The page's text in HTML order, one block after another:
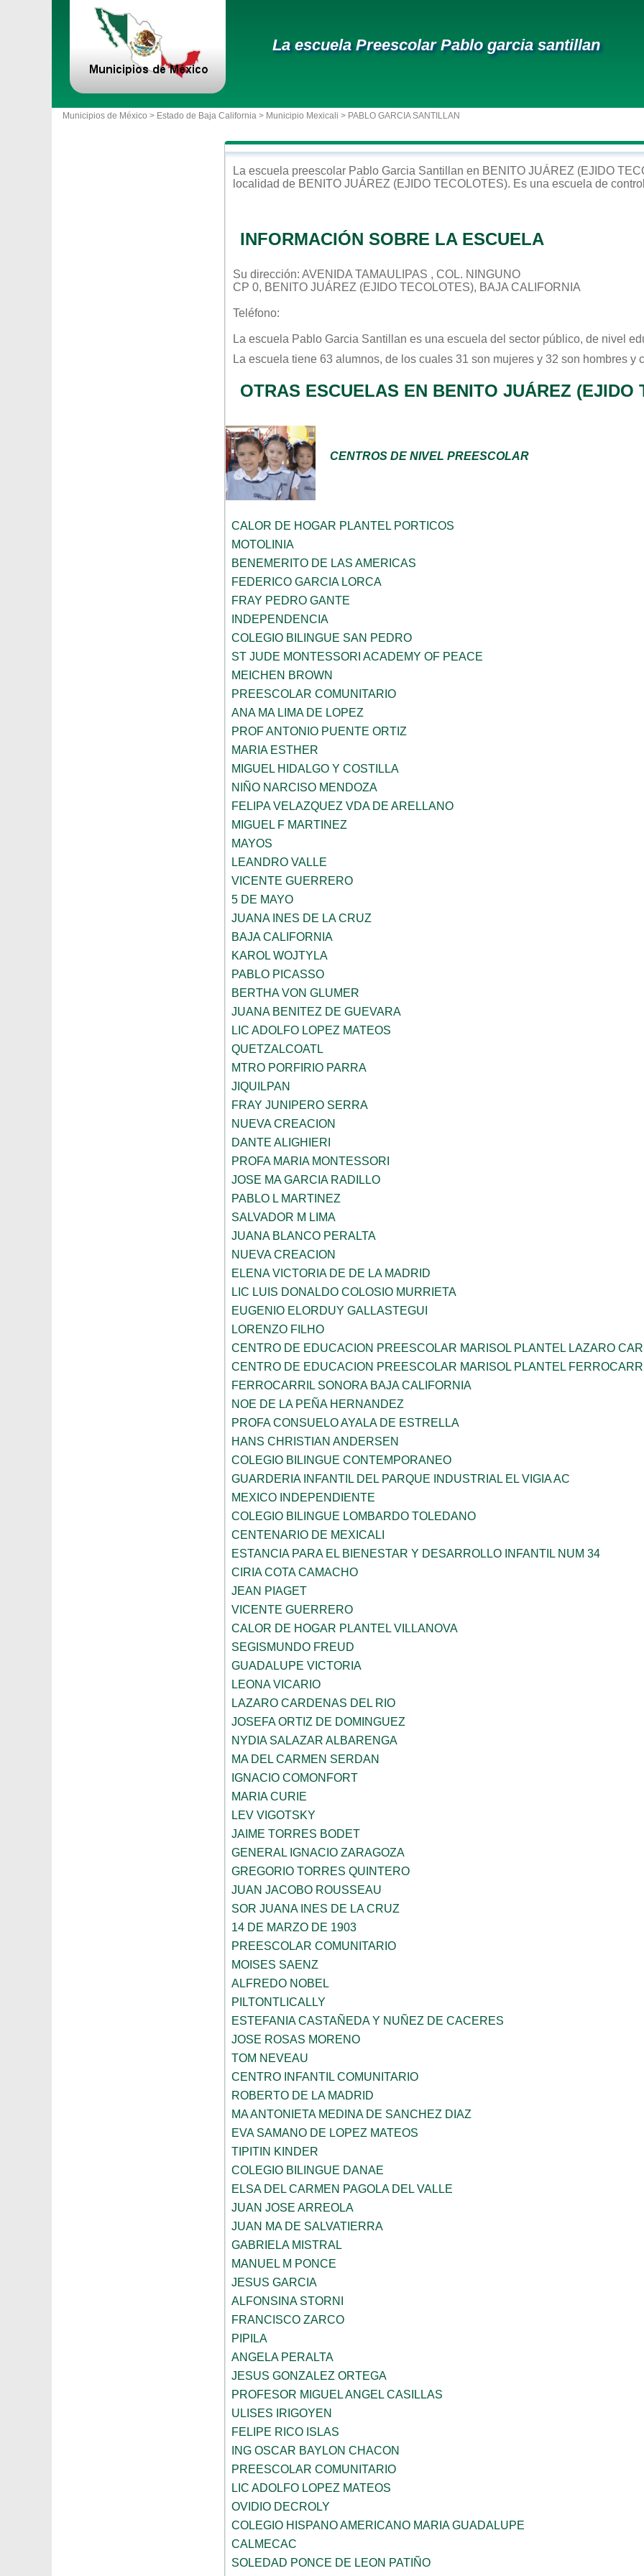
La escuela Preescolar Pablo garcia santillan
Municipios de México > Estado de Baja California > Municipio Mexicali > PABLO GARCIA SANTILLAN
La escuela preescolar Pablo Garcia Santillan en BENITO JUÁREZ (EJIDO
localidad de BENITO JUÁREZ (EJIDO TECOLOTES). Es una escuela de control
INFORMACIÓN SOBRE LA ESCUELA
Su dirección: AVENIDA TAMAULIPAS , COL. NINGUNO
CP 0, BENITO JUÁREZ (EJIDO TECOLOTES), BAJA CALIFORNIA
Teléfono:
La escuela Pablo Garcia Santillan es una escuela del sector público, de nivel
La escuela tiene 63 alumnos, de los cuales 31 son mujeres y 32 son hombres y
OTRAS ESCUELAS EN BENITO JUÁREZ (EJIDO
CENTROS DE NIVEL PREESCOLAR
CALOR DE HOGAR PLANTEL PORTICOS
MOTOLINIA
BENEMERITO DE LAS AMERICAS
FEDERICO GARCIA LORCA
FRAY PEDRO GANTE
INDEPENDENCIA
COLEGIO BILINGUE SAN PEDRO
ST JUDE MONTESSORI ACADEMY OF PEACE
MEICHEN BROWN
PREESCOLAR COMUNITARIO
ANA MA LIMA DE LOPEZ
PROF ANTONIO PUENTE ORTIZ
MARIA ESTHER
MIGUEL HIDALGO Y COSTILLA
NIÑO NARCISO MENDOZA
FELIPA VELAZQUEZ VDA DE ARELLANO
MIGUEL F MARTINEZ
MAYOS
LEANDRO VALLE
VICENTE GUERRERO
5 DE MAYO
JUANA INES DE LA CRUZ
BAJA CALIFORNIA
KAROL WOJTYLA
PABLO PICASSO
BERTHA VON GLUMER
JUANA BENITEZ DE GUEVARA
LIC ADOLFO LOPEZ MATEOS
QUETZALCOATL
MTRO PORFIRIO PARRA
JIQUILPAN
FRAY JUNIPERO SERRA
NUEVA CREACION
DANTE ALIGHIERI
PROFA MARIA MONTESSORI
JOSE MA GARCIA RADILLO
PABLO L MARTINEZ
SALVADOR M LIMA
JUANA BLANCO PERALTA
NUEVA CREACION
ELENA VICTORIA DE DE LA MADRID
LIC LUIS DONALDO COLOSIO MURRIETA
EUGENIO ELORDUY GALLASTEGUI
LORENZO FILHO
CENTRO DE EDUCACION PREESCOLAR MARISOL PLANTEL LAZARO
CENTRO DE EDUCACION PREESCOLAR MARISOL PLANTEL
FERROCARRIL SONORA BAJA CALIFORNIA
NOE DE LA PEÑA HERNANDEZ
PROFA CONSUELO AYALA DE ESTRELLA
HANS CHRISTIAN ANDERSEN
COLEGIO BILINGUE CONTEMPORANEO
GUARDERIA INFANTIL DEL PARQUE INDUSTRIAL EL VIGIA AC
MEXICO INDEPENDIENTE
COLEGIO BILINGUE LOMBARDO TOLEDANO
CENTENARIO DE MEXICALI
ESTANCIA PARA EL BIENESTAR Y DESARROLLO INFANTIL NUM 34
CIRIA COTA CAMACHO
JEAN PIAGET
VICENTE GUERRERO
CALOR DE HOGAR PLANTEL VILLANOVA
SEGISMUNDO FREUD
GUADALUPE VICTORIA
LEONA VICARIO
LAZARO CARDENAS DEL RIO
JOSEFA ORTIZ DE DOMINGUEZ
NYDIA SALAZAR ALBARENGA
MA DEL CARMEN SERDAN
IGNACIO COMONFORT
MARIA CURIE
LEV VIGOTSKY
JAIME TORRES BODET
GENERAL IGNACIO ZARAGOZA
GREGORIO TORRES QUINTERO
JUAN JACOBO ROUSSEAU
SOR JUANA INES DE LA CRUZ
14 DE MARZO DE 1903
PREESCOLAR COMUNITARIO
MOISES SAENZ
ALFREDO NOBEL
PILTONTLICALLY
ESTEFANIA CASTAÑEDA Y NUÑEZ DE CACERES
JOSE ROSAS MORENO
TOM NEVEAU
CENTRO INFANTIL COMUNITARIO
ROBERTO DE LA MADRID
MA ANTONIETA MEDINA DE SANCHEZ DIAZ
EVA SAMANO DE LOPEZ MATEOS
TIPITIN KINDER
COLEGIO BILINGUE DANAE
ELSA DEL CARMEN PAGOLA DEL VALLE
JUAN JOSE ARREOLA
JUAN MA DE SALVATIERRA
GABRIELA MISTRAL
MANUEL M PONCE
JESUS GARCIA
ALFONSINA STORNI
FRANCISCO ZARCO
PIPILA
ANGELA PERALTA
JESUS GONZALEZ ORTEGA
PROFESOR MIGUEL ANGEL CASILLAS
ULISES IRIGOYEN
FELIPE RICO ISLAS
ING OSCAR BAYLON CHACON
PREESCOLAR COMUNITARIO
LIC ADOLFO LOPEZ MATEOS
OVIDIO DECROLY
COLEGIO HISPANO AMERICANO MARIA GUADALUPE
CALMECAC
SOLEDAD PONCE DE LEON PATIÑO